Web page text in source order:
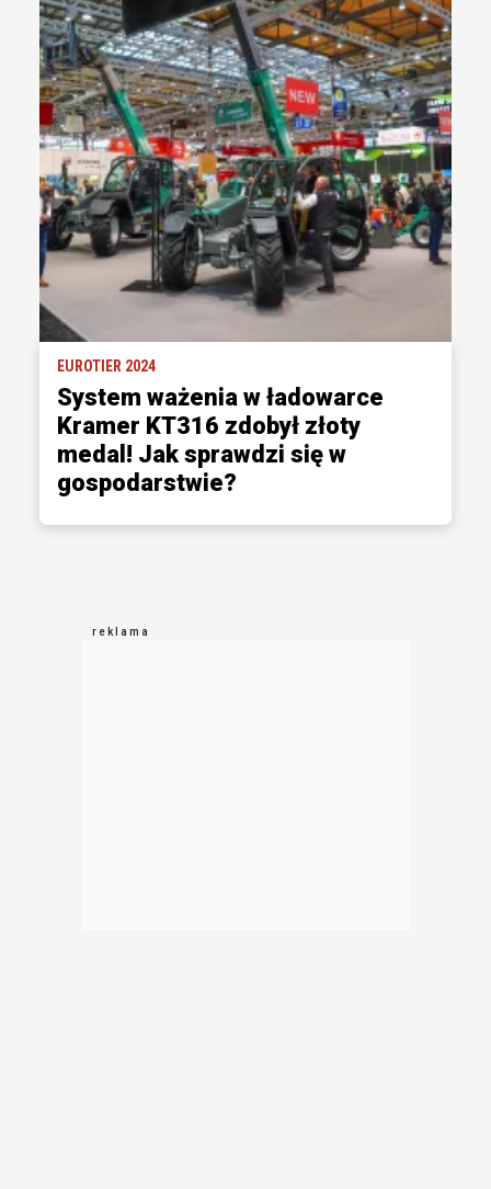
EUROTIER 2024
System ważenia w ładowarce
Kramer KT316 zdobył złoty
medal! Jak sprawdzi się w
gospodarstwie?